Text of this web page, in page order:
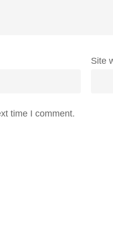
Site
time I comment.